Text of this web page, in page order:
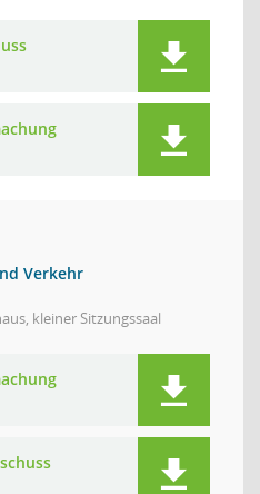
Verkehr
kleiner Sitzungssaal